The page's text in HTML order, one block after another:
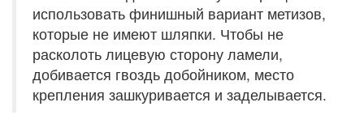
использовать финишный вариант метизов,
которые не имеют шляпки. Чтобы не
расколоть лицевую сторону ламели,
добивается гвоздь добойником, место
крепления зашкуривается и заделывается.